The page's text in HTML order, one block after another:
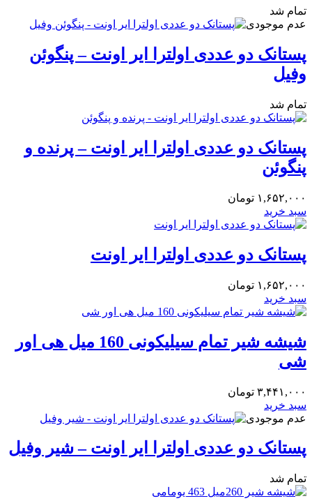
تمام شد
عدم موجودی
پستانک دو عددی اولترا ایر اونت – پنگوئن
وفیل
تمام شد
پستانک دو عددی اولترا ایر اونت – پرنده و
پنگوئن
۱,۶۵۲,۰۰۰ تومان
سبد خرید
پستانک دو عددی اولترا ایر اونت
۱,۶۵۲,۰۰۰ تومان
سبد خرید
شیشه شیر تمام سیلیکونی 160 میل هی اور
شی
۳,۴۴۱,۰۰۰ تومان
سبد خرید
عدم موجودی
پستانک دو عددی اولترا ایر اونت – شیر وفیل
تمام شد